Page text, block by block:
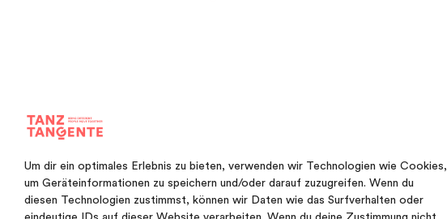
Um dir ein optimales Erlebnis zu bieten, verwenden wir Technologien wie Cookies,
um Geräteinformationen zu speichern und/oder darauf zuzugreifen. Wenn du
diesen Technologien zustimmst, können wir Daten wie das Surfverhalten oder